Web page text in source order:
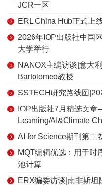
JCR一区
ERL China Hub正式上
2026年IOP出版社中国
大学举行
NANOX主编访谈|意大
Bartolomeo教授
SSTECH研究路线图
IOP出版社7月精选文
Learning/AI&Climate
AI for Science期刊第二
MQT编辑优选：用于时
池计算
ERX编委访谈|南非斯